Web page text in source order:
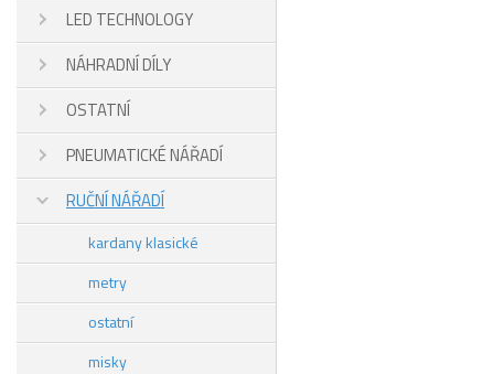
LED TECHNOLOGY
NÁHRADNÍ DÍLY
OSTATNÍ
PNEUMATICKÉ NÁŘADÍ
RUČNÍ NÁŘADÍ
kardany klasické
metry
ostatní
misky